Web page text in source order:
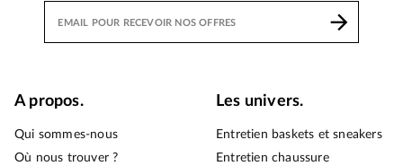
A propos.
Qui sommes-nous
Où nous trouver ?
Les univers.
Entretien baskets et sneakers
Entretien chaussure